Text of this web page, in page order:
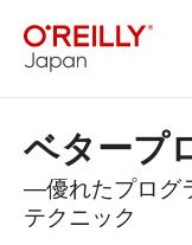
ベタープ
―優れたプログ
テクニック